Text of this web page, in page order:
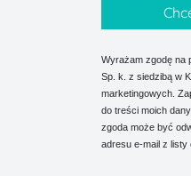
Wyrażam zgodę na
Sp. k. z siedzibą w
marketingowych.
do treści moich
zgoda może być
adresu e-mail z listy